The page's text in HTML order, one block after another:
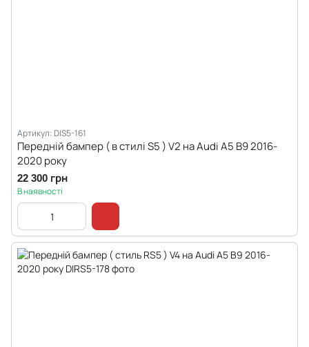
Артикул: DIS5-161
Передній бампер ( в стилі S5 ) V2 на Audi A5 B9 2016-
2020 року
22 300 грн
В наявності